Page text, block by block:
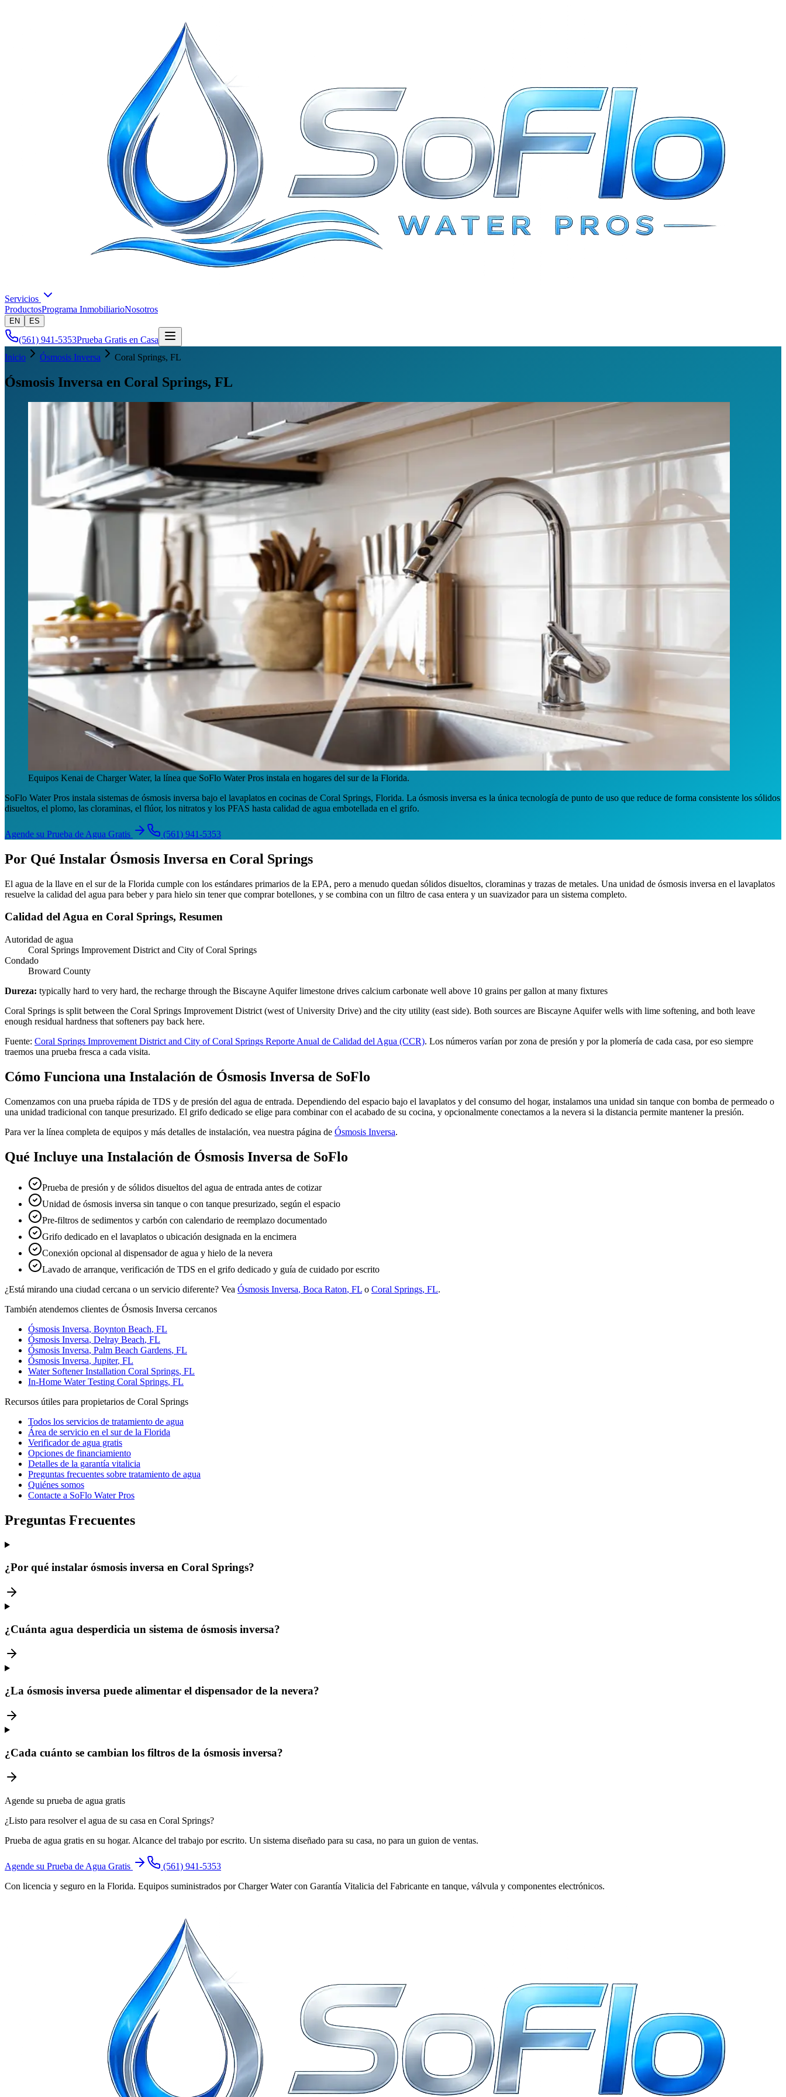
Servicios
ProductosPrograma InmobiliarioNosotros
EN ES
(561) 941-5353Prueba Gratis en Casa
Inicio
Ósmosis Inversa Coral Springs, FL
Ósmosis Inversa en Coral Springs, FL
Equipos Kenai de Charger Water, la línea que SoFlo Water Pros instala en hogares del sur de la Florida.
SoFlo Water Pros instala sistemas de ósmosis inversa bajo el lavaplatos en cocinas de Coral Springs, Florida. La ósmosis inversa es la única tecnología de punto de uso que reduce de forma consistente los sólidos
disueltos, el plomo, las cloraminas, el flúor, los nitratos y los PFAS hasta calidad de agua embotellada en el grifo.
Agende su Prueba de Agua Gratis (561) 941-5353
Por Qué Instalar Ósmosis Inversa en Coral Springs
El agua de la llave en el sur de la Florida cumple con los estándares primarios de la EPA, pero a menudo quedan sólidos disueltos, cloraminas y trazas de metales. Una unidad de ósmosis inversa en el lavaplatos
resuelve la calidad del agua para beber y para hielo sin tener que comprar botellones, y se combina con un filtro de casa entera y un suavizador para un sistema completo.
Calidad del Agua en Coral Springs, Resumen
Autoridad de agua
Coral Springs Improvement District and City of Coral Springs
Condado
Broward County
Dureza: typically hard to very hard, the recharge through the Biscayne Aquifer limestone drives calcium carbonate well above 10 grains per gallon at many fixtures
Coral Springs is split between the Coral Springs Improvement District (west of University Drive) and the city utility (east side). Both sources are Biscayne Aquifer wells with lime softening, and both leave
enough residual hardness that softeners pay back here.
Fuente: Coral Springs Improvement District and City of Coral Springs Reporte Anual de Calidad del Agua (CCR). Los números varían por zona de presión y por la plomería de cada casa, por eso siempre
traemos una prueba fresca a cada visita.
Cómo Funciona una Instalación de Ósmosis Inversa de SoFlo
Comenzamos con una prueba rápida de TDS y de presión del agua de entrada. Dependiendo del espacio bajo el lavaplatos y del consumo del hogar, instalamos una unidad sin tanque con bomba de permeado o
una unidad tradicional con tanque presurizado. El grifo dedicado se elige para combinar con el acabado de su cocina, y opcionalmente conectamos a la nevera si la distancia permite mantener la presión.
Para ver la línea completa de equipos y más detalles de instalación, vea nuestra página de Ósmosis Inversa.
Qué Incluye una Instalación de Ósmosis Inversa de SoFlo
Prueba de presión y de sólidos disueltos del agua de entrada antes de cotizar
Unidad de ósmosis inversa sin tanque o con tanque presurizado, según el espacio
Pre-filtros de sedimentos y carbón con calendario de reemplazo documentado
Grifo dedicado en el lavaplatos o ubicación designada en la encimera
Conexión opcional al dispensador de agua y hielo de la nevera
Lavado de arranque, verificación de TDS en el grifo dedicado y guía de cuidado por escrito
¿Está mirando una ciudad cercana o un servicio diferente? Vea Ósmosis Inversa, Boca Raton, FL o Coral Springs, FL.
También atendemos clientes de Ósmosis Inversa cercanos
Ósmosis Inversa, Boynton Beach, FL
Ósmosis Inversa, Delray Beach, FL
Ósmosis Inversa, Palm Beach Gardens, FL
Ósmosis Inversa, Jupiter, FL
Water Softener Installation Coral Springs, FL
In-Home Water Testing Coral Springs, FL
Recursos útiles para propietarios de Coral Springs
Todos los servicios de tratamiento de agua
Área de servicio en el sur de la Florida
Verificador de agua gratis
Opciones de financiamiento
Detalles de la garantía vitalicia
Preguntas frecuentes sobre tratamiento de agua
Quiénes somos
Contacte a SoFlo Water Pros
Preguntas Frecuentes
¿Por qué instalar ósmosis inversa en Coral Springs?
¿Cuánta agua desperdicia un sistema de ósmosis inversa?
¿La ósmosis inversa puede alimentar el dispensador de la nevera?
¿Cada cuánto se cambian los filtros de la ósmosis inversa?
Agende su prueba de agua gratis
¿Listo para resolver el agua de su casa en Coral Springs?
Prueba de agua gratis en su hogar. Alcance del trabajo por escrito. Un sistema diseñado para su casa, no para un guion de ventas.
Agende su Prueba de Agua Gratis
(561) 941-5353
Con licencia y seguro en la Florida. Equipos suministrados por Charger Water con Garantía Vitalicia del Fabricante en tanque, válvula y componentes electrónicos.